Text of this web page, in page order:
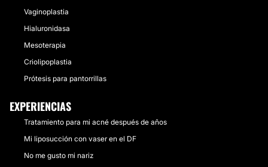
Vaginoplastia
Hialuronidasa
Mesoterapia
Criolipoplastia
Prótesis para pantorrillas
EXPERIENCIAS
Tratamiento para mi acné después de años
Mi liposucción con vaser en el DF
No me gusto mi nariz